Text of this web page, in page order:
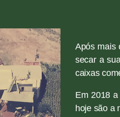
Após mais
secar a
caixas
Em 2018
hoje são a